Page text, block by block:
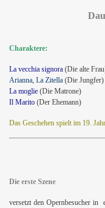
Charaktere:
La vecchia signora (Die alte
Arianna, La Zitella (Die Jungfer)
La moglie (Die Matrone)
Il Marito (Der Ehemann)
Das Geschehen spielt im 19.
Die erste Szene
versetzt den Opernbesucher in